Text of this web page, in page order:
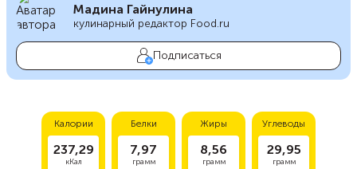
Мадина Гайнулина
кулинарный редактор Food.ru
Подписаться
Калории
237,29
кКал
Белки
7,97
грамм
Жиры
8,56
грамм
Углеводы
29,95
грамм